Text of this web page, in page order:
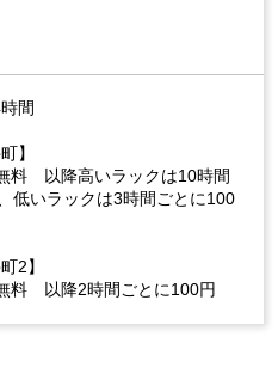
間
】
料 以降高いラックは10時間
低いラックは3時間ごとに100
2】
料 以降2時間ごとに100円